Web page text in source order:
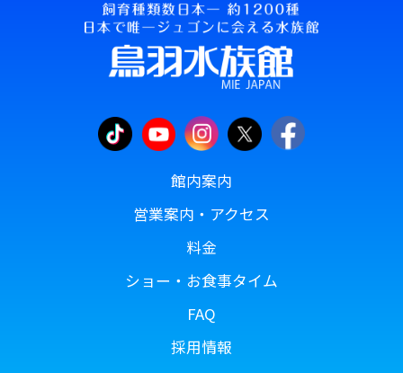
館内案内
営業案内・アクセス
料金
ショー・お食事タイム
FAQ
採用情報